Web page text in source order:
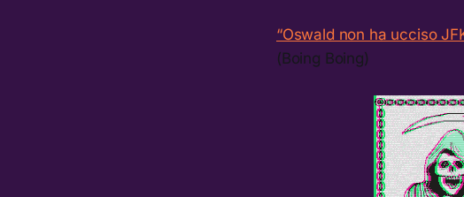
“Oswald non ha ucciso
(Boing Boing)